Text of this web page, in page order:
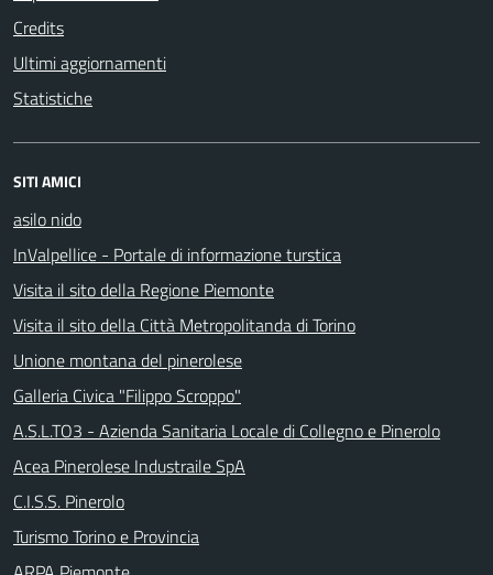
Credits
Ultimi aggiornamenti
Statistiche
SITI AMICI
asilo nido
InValpellice - Portale di informazione turstica
Visita il sito della Regione Piemonte
Visita il sito della Città Metropolitanda di Torino
Unione montana del pinerolese
Galleria Civica "Filippo Scroppo"
A.S.L.TO3 - Azienda Sanitaria Locale di Collegno e Pinerolo
Acea Pinerolese Industraile SpA
C.I.S.S. Pinerolo
Turismo Torino e Provincia